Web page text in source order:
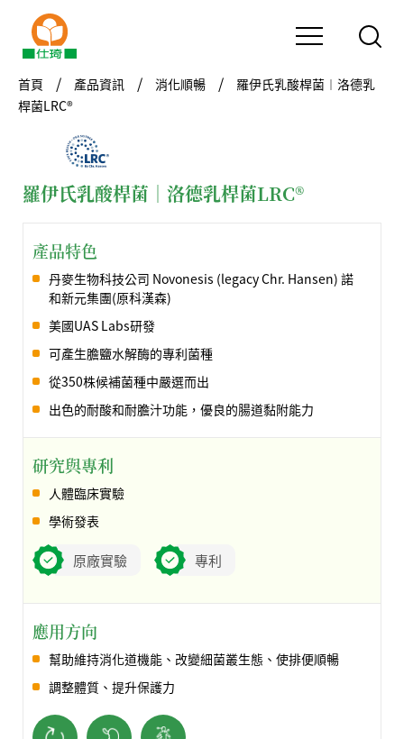
首頁 產品資訊 消化順暢
羅伊氏乳酸桿菌︱洛德乳
桿菌LRC®
羅伊氏乳酸桿菌︱洛德乳桿菌LRC®
產品特色
丹麥生物科技公司 Novonesis (legacy Chr. Hansen) 諾
和新元集團(原科漢森)
美國UAS Labs研發
可產生膽鹽水解酶的專利菌種
從350株候補菌種中嚴選而出
出色的耐酸和耐膽汁功能，優良的腸道黏附能力
研究與專利
人體臨床實驗
學術發表
原廠實驗 專利
應用方向
幫助維持消化道機能、改變細菌叢生態、使排便順暢
調整體質、提升保護力